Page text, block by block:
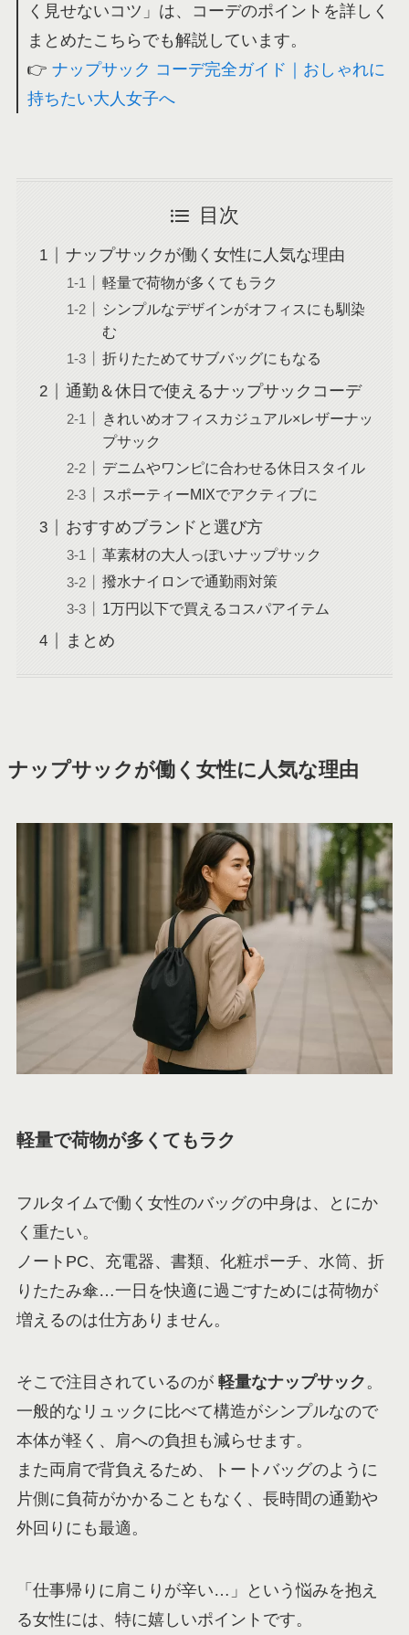
く見せないコツ」は、コーデのポイントを詳しく
まとめたこちらでも解説しています。
👉 ナップサック コーデ完全ガイド｜おしゃれに
持ちたい大人女子へ
目次
ナップサックが働く女性に人気な理由
軽量で荷物が多くてもラク
シンプルなデザインがオフィスにも馴染
む
折りたためてサブバッグにもなる
通勤＆休日で使えるナップサックコーデ
きれいめオフィスカジュアル×レザーナッ
プサック
デニムやワンピに合わせる休日スタイル
スポーティーMIXでアクティブに
おすすめブランドと選び方
革素材の大人っぽいナップサック
撥水ナイロンで通勤雨対策
1万円以下で買えるコスパアイテム
まとめ
ナップサックが働く女性に人気な理由
軽量で荷物が多くてもラク
フルタイムで働く女性のバッグの中身は、とにか
く重たい。
ノートPC、充電器、書類、化粧ポーチ、水筒、折
りたたみ傘…一日を快適に過ごすためには荷物が
増えるのは仕方ありません。
そこで注目されているのが 軽量なナップサック。
一般的なリュックに比べて構造がシンプルなので
本体が軽く、肩への負担も減らせます。
また両肩で背負えるため、トートバッグのように
片側に負荷がかかることもなく、長時間の通勤や
外回りにも最適。
「仕事帰りに肩こりが辛い…」という悩みを抱え
る女性には、特に嬉しいポイントです。